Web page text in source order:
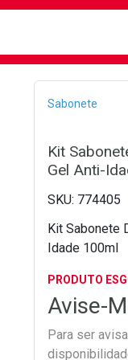
Sabonete
Kit
Gel Anti-
774405
Kit Sabonete
Idade 100ml
PRODUTO
Avise-
Para ser